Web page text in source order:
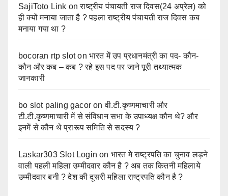
SajiToto Link onराष्ट्रीय पंचायती राज दिवस(24 अप्रेल) को
ही क्यों मनाया जाता है ? पहला राष्ट्रीय पंचायती राज दिवस कब
मनाया गया था ?
bocoran rtp slotonभारत में उप प्रधानमंत्री का पद- कौन-
कौन और कब – कब ? रहे इस पद पर जाने पूरी तथ्यात्मक
जानकारी
bo slot paling gacor onवी.टी.कृष्णमाचारी और
टी.टी.कृष्णमाचारी में से संविधान सभा के उपाध्यक्ष कौन थे? और
इनमें से कौन थे प्रारूप समिति से सदस्य ?
Laskar303 Slot Login on भारत मे राष्ट्रपति का चुनाव लड़ने
वाली पहली महिला उम्मीदवार कौन है ? अब तक कितनी महिलाये
उम्मीदवार बनी ? देश की दूसरी महिला राष्ट्रपति कौन है ?